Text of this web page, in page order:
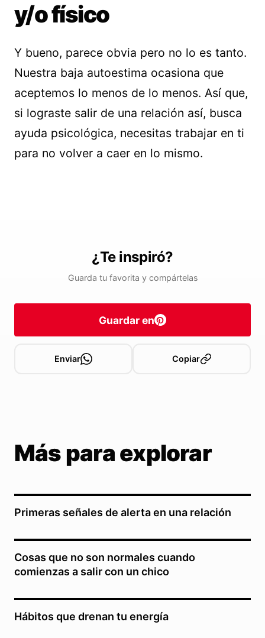
y/o físico
Y bueno, parece obvia pero no lo es tanto.
Nuestra baja autoestima ocasiona que
aceptemos lo menos de lo menos. Así que,
si lograste salir de una relación así, busca
ayuda psicológica, necesitas trabajar en ti
para no volver a caer en lo mismo.
¿Te inspiró?
Guarda tu favorita y compártelas
Guardar en
Enviar Copiar
Más para explorar
Primeras señales de alerta en una relación
Cosas que no son normales cuando
comienzas a salir con un chico
Hábitos que drenan tu energía